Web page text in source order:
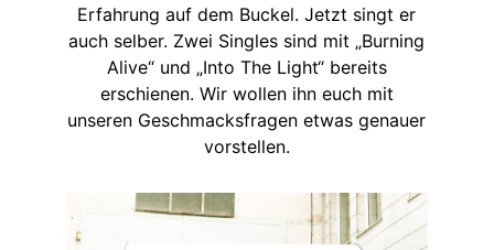
Erfahrung auf dem Buckel. Jetzt singt er
auch selber. Zwei Singles sind mit „Burning
Alive“ und „Into The Light“ bereits
erschienen. Wir wollen ihn euch mit
unseren Geschmacksfragen etwas genauer
vorstellen.